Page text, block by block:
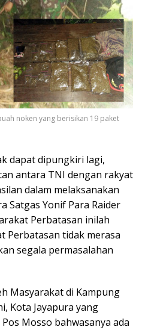
noken yang berisikan 19 paket
dapat dipungkiri lagi,
antara TNI dengan rakyat
dalam melaksanakan
Satgas Yonif Para Raider
Perbatasan inilah
Perbatasan tidak merasa
segala permasalahan
Masyarakat di Kampung
Kota Jayapura yang
Mosso bahwasanya ada